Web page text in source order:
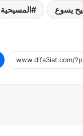
يسوع المسيحية